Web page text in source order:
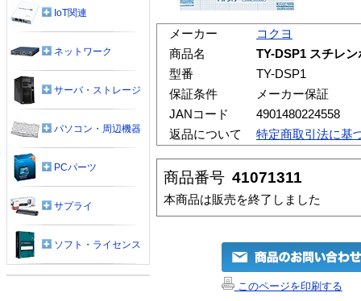
メーカー
コクヨ
商品名
TY-DSP1 スチレ
型番
TY-DSP1
保証条件
メーカー保証
JANコード
4901480224558
返品について
特定商取引法に基
商品番号 41071311
本商品は販売を終了しました
このページを印刷する
IoT関連
ネットワーク
サーバ・ストレージ
パソコン・周辺機器
PCパーツ
サプライ
ソフト・ライセンス